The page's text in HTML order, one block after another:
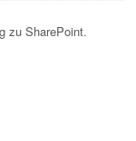
zu SharePoint.